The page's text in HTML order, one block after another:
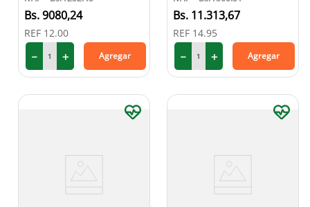
9080,24
REF 12.00
＋
－ Agregar
11.313,67
REF 14.95
＋
－ Agregar